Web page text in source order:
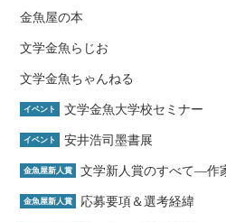
金魚屋の本
文学金魚らじお
文学金魚ちゃんねる
イベント 文学金魚大学校セミナー
イベント 安井浩司墨書展
金魚屋新人賞 文学新人賞のすべて―作
金魚屋新人賞 応募要項＆選考経緯